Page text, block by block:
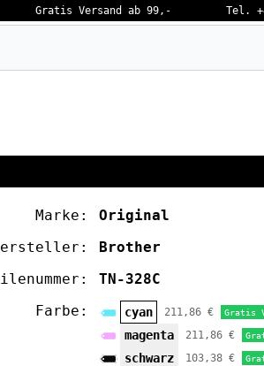
Gratis Versand ab 99,- Tel.
Marke:
Original
Brother
TN-328C
Farbe:
cyan 211,86 € Gratis
magenta 211,86 €
schwarz 103,38 €